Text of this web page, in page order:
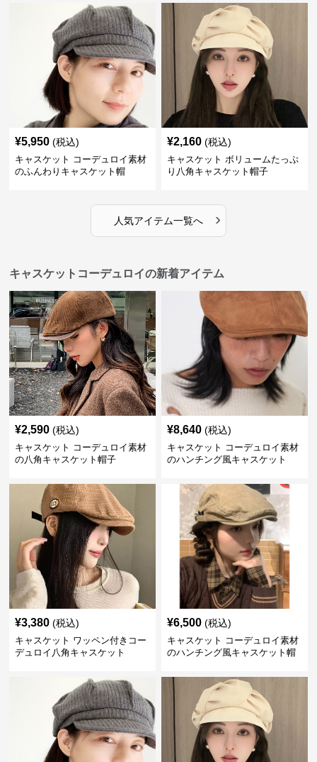
¥5,950 (税込)
キャスケット コーデュロイ素材
のふんわりキャスケット帽
¥2,160 (税込)
キャスケット ボリュームたっぷ
り八角キャスケット帽子
人気アイテム一覧へ ›
キャスケットコーデュロイの新着アイテム
¥2,590 (税込)
キャスケット コーデュロイ素材
の八角キャスケット帽子
¥8,640 (税込)
キャスケット コーデュロイ素材
のハンチング風キャスケット
¥3,380 (税込)
キャスケット ワッペン付きコー
デュロイ八角キャスケット
¥6,500 (税込)
キャスケット コーデュロイ素材
のハンチング風キャスケット帽